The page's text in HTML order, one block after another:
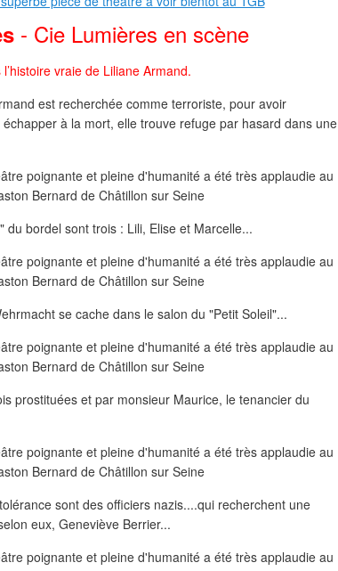
- Cie Lumières en scène
l’histoire vraie de Liliane Armand.
est recherchée comme terroriste, pour avoir
à la mort, elle trouve refuge par hasard dans une
du bordel sont trois : Lili, Elise et Marcelle...
se cache dans le salon du "Petit Soleil"...
prostituées et par monsieur Maurice, le tenancier du
sont des officiers nazis....qui recherchent une
eux, Geneviève Berrier...